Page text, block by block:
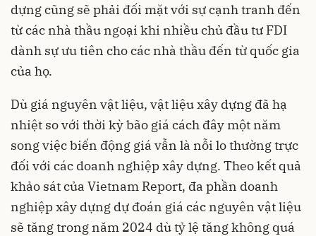
dựng cũng sẽ phải đối mặt với sự cạnh tranh đến
từ các nhà thầu ngoại khi nhiều chủ đầu tư FDI
dành sự ưu tiên cho các nhà thầu đến từ quốc gia
của họ.
Dù giá nguyên vật liệu, vật liệu xây dựng đã hạ
nhiệt so với thời kỳ bão giá cách đây một năm
song việc biến động giá vẫn là nỗi lo thường trực
đối với các doanh nghiệp xây dựng. Theo kết quả
khảo sát của Vietnam Report, đa phần doanh
nghiệp xây dựng dự đoán giá các nguyên vật liệu
sẽ tăng trong năm 2024 dù tỷ lệ tăng không quá